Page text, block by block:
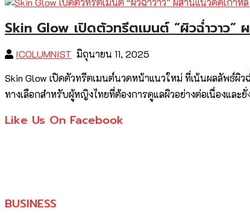
Skin Glow เปิดตัวทรีตเมนต์ “ผิวฉ่ำวาว”
ICOLUMNIST มิถุนายน 11, 2025
Skin Glow เปิดตัวทรีตเมนต์นวดหน้าแนวใหม่ ที่เน้นผลลัพธ์ผิว
ทางเลือกสำหรับผู้หญิงไทยที่ต้องการดูแลผิวอย่างต่อเนื่องและยั่
Like Us On Facebook
BUSINESS